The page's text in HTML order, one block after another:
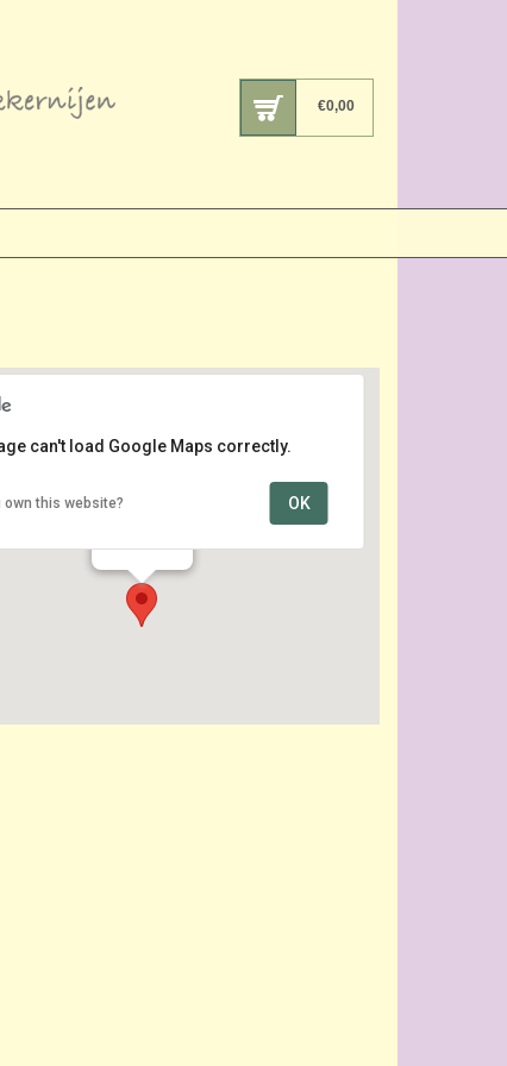
€0,00
Centrum
can't load Google Maps correctly.
own this website? OK